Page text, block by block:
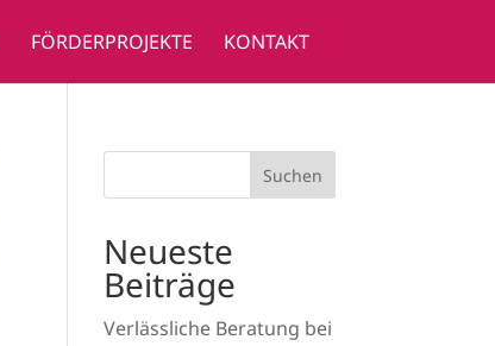
FÖRDERPROJEKTE KONTAKT
Suchen
Neueste
Beiträge
Verlässliche Beratung bei